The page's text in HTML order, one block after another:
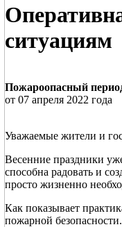
ситуациям
Пожароопасный
от 07 апреля 2022 года
Уважаемые жители и
Весенние праздники
способна радовать и
просто жизненно
Как показывает
пожарной